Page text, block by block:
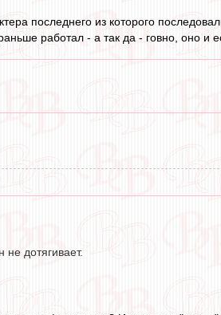
последнего из которого
работал - а так да - говно, оно и
дотягивает.